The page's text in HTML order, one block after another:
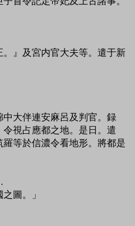
』及宮内官大夫等。遣于新
大伴連安麻呂及判官。録
視占應都之地。是日。遣
羅等於信濃令看地形。將都是
圖。」